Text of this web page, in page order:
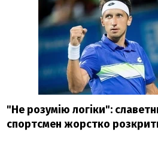
"Не розумію логіки":
спортсмен жорстко